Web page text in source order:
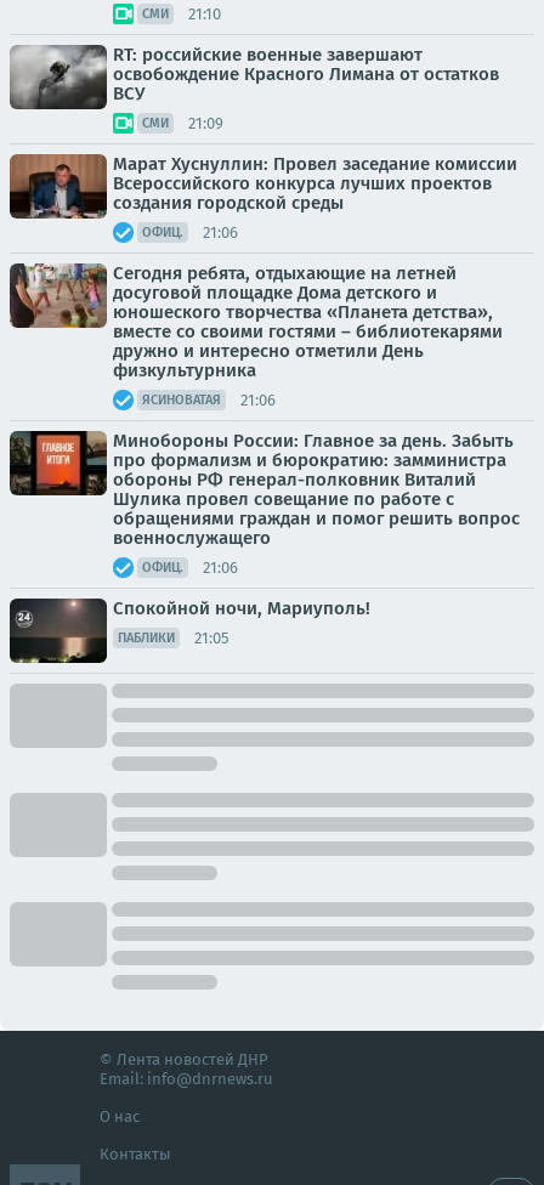
СМИ 21:10
RT: российские военные завершают
освобождение Красного Лимана от остатков
ВСУ
СМИ 21:09
Марат Хуснуллин: Провел заседание комиссии
Всероссийского конкурса лучших проектов
создания городской среды
ОФИЦ. 21:06
Сегодня ребята, отдыхающие на летней
досуговой площадке Дома детского и
юношеского творчества «Планета детства»,
вместе со своими гостями – библиотекарями
дружно и интересно отметили День
физкультурника
ЯСИНОВАТАЯ 21:06
Минобороны России: Главное за день. Забыть
про формализм и бюрократию: замминистра
обороны РФ генерал-полковник Виталий
Шулика провел совещание по работе с
обращениями граждан и помог решить вопрос
военнослужащего
ОФИЦ. 21:06
Спокойной ночи, Мариуполь!
ПАБЛИКИ 21:05
© Лента новостей ДНР
Email: info@dnrnews.ru
О нас
Контакты